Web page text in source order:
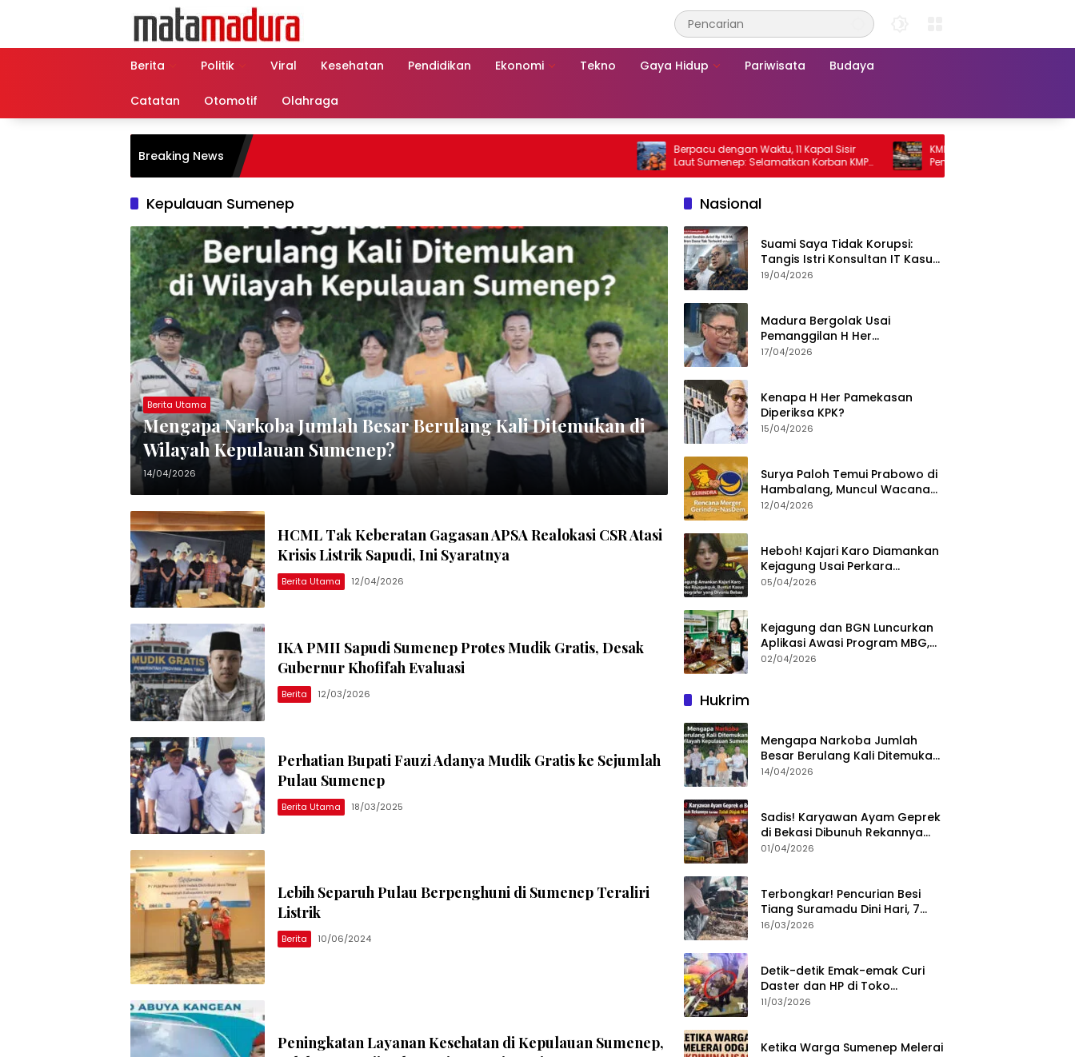
Berita
Politik Viral Kesehatan Pendidikan Ekonomi Tekno Gaya Hidup Pariwisata Budaya
Catatan Otomotif Olahraga
Breaking News
Berpacu dengan Waktu, 11 Kapal Sisir
Laut Sumenep: Selamatkan Korban KMP
Mutiara Sentosa 2
KMP Mutiara Sentosa 2 Terbakar,
Penumpang Nekat Melompat ke Laut
Kepulauan Sumenep
Berita Utama
Mengapa Narkoba Jumlah Besar Berulang Kali Ditemukan di
Wilayah Kepulauan Sumenep?
14/04/2026
HCML Tak Keberatan Gagasan APSA Realokasi CSR Atasi
Krisis Listrik Sapudi, Ini Syaratnya
Berita Utama 12/04/2026
IKA PMII Sapudi Sumenep Protes Mudik Gratis, Desak
Gubernur Khofifah Evaluasi
Berita 12/03/2026
Perhatian Bupati Fauzi Adanya Mudik Gratis ke Sejumlah
Pulau Sumenep
Berita Utama 18/03/2025
Lebih Separuh Pulau Berpenghuni di Sumenep Teraliri
Listrik
Berita 10/06/2024
Peningkatan Layanan Kesehatan di Kepulauan Sumenep,
Nasional
Suami Saya Tidak Korupsi:
Tangis Istri Konsultan IT Kasus
Nadiem Dituntut 22,5 Tahun
19/04/2026
Madura Bergolak Usai
Pemanggilan H Her
Pamekasan, Faizal Assegaf
17/04/2026
Kenapa H Her Pamekasan
Diperiksa KPK?
15/04/2026
Surya Paloh Temui Prabowo di
Hambalang, Muncul Wacana
Penggabungan NasDem dan
12/04/2026
Heboh! Kajari Karo Diamankan
Kejagung Usai Perkara
Videografer Divonis Bebas
05/04/2026
Kejagung dan BGN Luncurkan
Aplikasi Awasi Program MBG,
Begini Cara Lapornya
02/04/2026
Hukrim
Mengapa Narkoba Jumlah
Besar Berulang Kali Ditemukan
di Wilayah Kepulauan
14/04/2026
Sadis! Karyawan Ayam Geprek
di Bekasi Dibunuh Rekannya
karena Tolak Diajak Merampok
01/04/2026
Terbongkar! Pencurian Besi
Tiang Suramadu Dini Hari, 7
ABK Ditangkap Polisi
16/03/2026
Detik-detik Emak-emak Curi
Daster dan HP di Toko
Sumenep, Aksi Terekam CCTV
11/03/2026
Ketika Warga Sumenep Melerai